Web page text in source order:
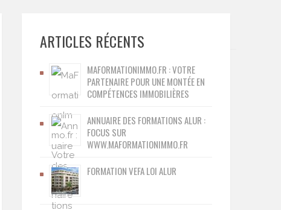
ARTICLES RÉCENTS
MAFORMATIONIMMO.FR : VOTRE
PARTENAIRE POUR UNE MONTÉE EN
COMPÉTENCES IMMOBILIÈRES
ANNUAIRE DES FORMATIONS ALUR :
FOCUS SUR
WWW.MAFORMATIONIMMO.FR
FORMATION VEFA LOI ALUR